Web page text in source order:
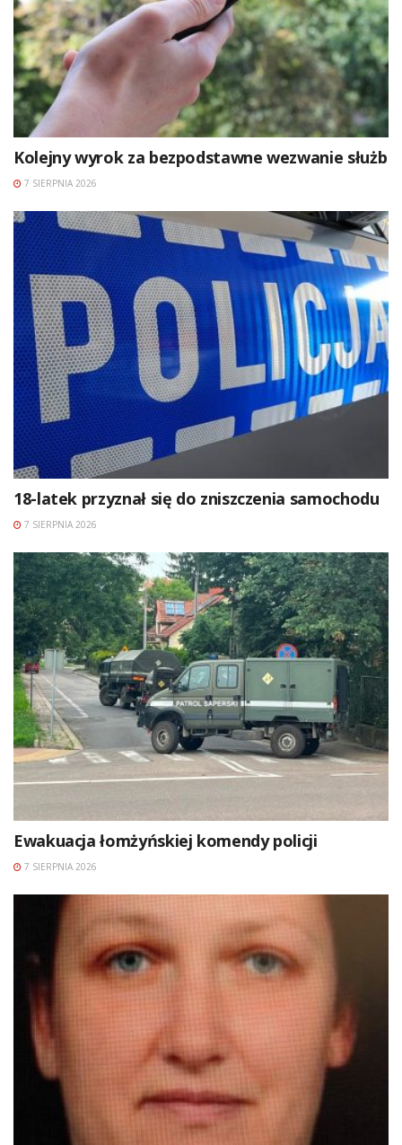
Kolejny wyrok za bezpodstawne wezwanie służb
7 SIERPNIA 2026
18-latek przyznał się do zniszczenia samochodu
7 SIERPNIA 2026
Ewakuacja łomżyńskiej komendy policji
7 SIERPNIA 2026